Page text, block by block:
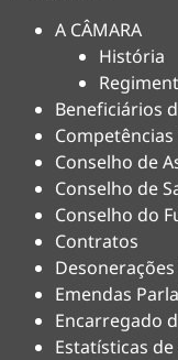
A CÂMARA
História
Beneficiários
Conselho de
Conselho de
Conselho do
Contratos
Emendas
Encarregado
Estatísticas